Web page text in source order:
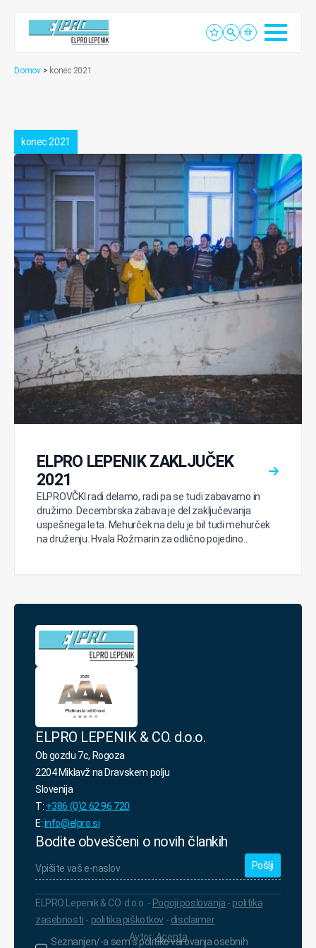
Domov > konec 2021
konec 2021
ELPRO LEPENIK ZAKLJUČEK
2021
ELPROVČKI radi delamo, radi pa se tudi zabavamo in
družimo. Decembrska zabava je del zaključevanja
uspešnega leta. Mehurček na delu je bil tudi mehurček
na druženju. Hvala Rožmarin za odlično pojedino...
ELPRO LEPENIK & CO. d.o.o.
Ob gozdu 7c, Rogoza
2204 Miklavž na Dravskem polju
Slovenija
T: +386 (0)2 62 96 720
E:info@elpro.si
Bodite obveščeni o novih člankih
vaš
e-
*
Seznanjen/-
Seznanjen/-a sem s politiko varovanja osebnih
ELPRO Lepenik & CO. d.o.o. - Pogoji poslovanja - politika
zasebnosti - politika piškotkov - disclaimer
Avtor:Acenta